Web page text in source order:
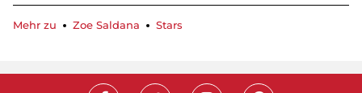
Mehr zu Zoe Saldana Stars